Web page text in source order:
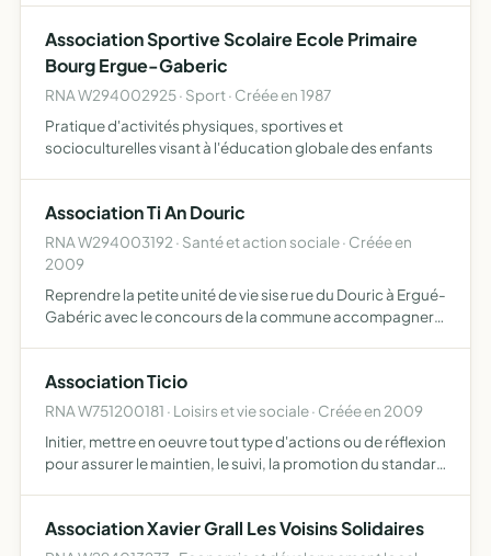
Association Sportive Scolaire Ecole Primaire
Bourg Ergue-Gaberic
RNA W294002925 · Sport · Créée en 1987
Pratique d'activités physiques, sportives et
socioculturelles visant à l'éducation globale des enfants
Association Ti An Douric
RNA W294003192 · Santé et action sociale · Créée en
2009
Reprendre la petite unité de vie sise rue du Douric à Ergué-
Gabéric avec le concours de la commune accompagner
Association Ticio
RNA W751200181 · Loisirs et vie sociale · Créée en 2009
Initier, mettre en oeuvre tout type d'actions ou de réflexion
pour assurer le maintien, le suivi, la promotion du standard
Association Xavier Grall Les Voisins Solidaires